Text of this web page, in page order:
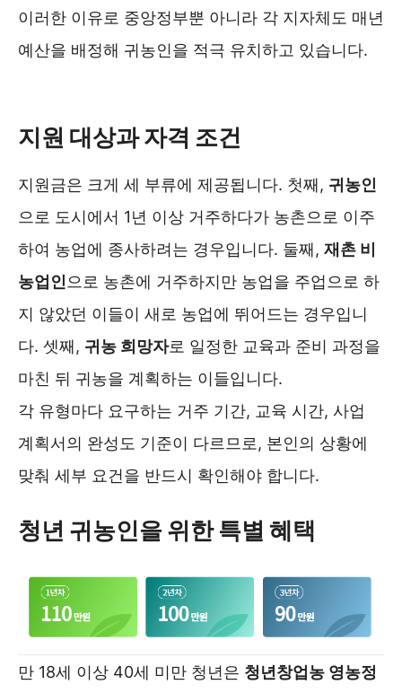
이러한 이유로 중앙정부뿐 아니라 각 지자체도 매년
예산을 배정해 귀농인을 적극 유치하고 있습니다.
지원 대상과 자격 조건
지원금은 크게 세 부류에 제공됩니다. 첫째, 귀농인
으로 도시에서 1년 이상 거주하다가 농촌으로 이주
하여 농업에 종사하려는 경우입니다. 둘째, 재촌 비
농업인 으로 농촌에 거주하지만 농업을 주업으로 하
지 않았던 이들이 새로 농업에 뛰어드는 경우입니
다. 셋째, 귀농 희망자로 일정한 교육과 준비 과정을
마친 뒤 귀농을 계획하는 이들입니다.
각 유형마다 요구하는 거주 기간, 교육 시간, 사업
계획서의 완성도 기준이 다르므로, 본인의 상황에
맞춰 세부 요건을 반드시 확인해야 합니다.
청년 귀농인을 위한 특별 혜택
만 18세 이상 40세 미만 청년은 청년창업농 영농정